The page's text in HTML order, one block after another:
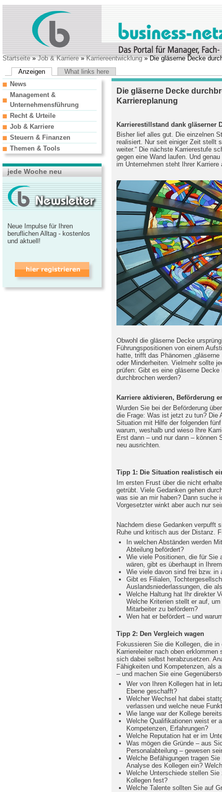
Startseite»Job & Karriere»Karriereentwicklung» Die gläserne Decke
Anzeigen
What links here
Die gläserne Decke
Karriereplanung
Karrierestillstand dank gläserner
Bisher lief alles gut. Die einzelnen
realisiert. Nur seit einiger Zeit stellt
weiter.“ Die nächste Karrierestufe
gegen eine Wand laufen. Und
im Unternehmen steht Ihrer Karriere
Obwohl die gläserne Decke
Führungspositionen von einem
hatte, trifft das Phänomen
oder Minderheiten. Vielmehr sollte
prüfen: Gibt es eine gläserne
durchbrochen werden?
Karriere aktivieren, Beförderung
Wurden Sie bei der Beförderung
die Frage: Was ist jetzt zu tun? Die
Situation mit Hilfe der folgenden
warum, weshalb und wieso Ihre
Erst dann – und nur dann – können
neu ausrichten.
Tipp 1: Die Situation realistisch
Im ersten Frust über die nicht
getrübt. Viele Gedanken gehen
was sie an mir haben? Dann suche
Vorgesetzter winkt aber auch nur
Nachdem diese Gedanken verpufft
Ruhe und kritisch aus der Distanz.
In welchen Abständen werden
Abteilung befördert?
Wie viele Positionen, die für Sie
wären, gibt es überhaupt in
Wie viele davon sind frei bzw. in
Gibt es Filialen,
Auslandsniederlassungen, die
Welche Haltung hat Ihr direkter
Welche Kriterien stellt er auf,
Mitarbeiter zu befördern?
Wen hat er befördert – und
Tipp 2: Den Vergleich wagen
Fokussieren Sie die Kollegen, die
Karriereleiter nach oben
sich dabei selbst herabzusetzen.
Fähigkeiten und Kompetenzen, als
– und machen Sie eine
Wer von Ihren Kollegen hat in
Ebene geschafft?
Welcher Wechsel hat dabei
verlassen und welche neue
Wie lange war der Kollege
Welche Qualifikationen weist er
Kompetenzen, Erfahrungen?
Welche Reputation hat er im
Was mögen die Gründe – aus
Personalabteilung – gewesen
Welche Befähigungen tragen
Analyse des Kollegen ein?
Welche Unterschiede stellen
Kollegen fest?
Welche Talente sollten Sie auf
News
Management &
Unternehmensführung
Recht & Urteile
Job & Karriere
Steuern & Finanzen
Themen & Tools
jede Woche neu
Neue Impulse für Ihren
beruflichen Alltag - kostenlos
und aktuell!